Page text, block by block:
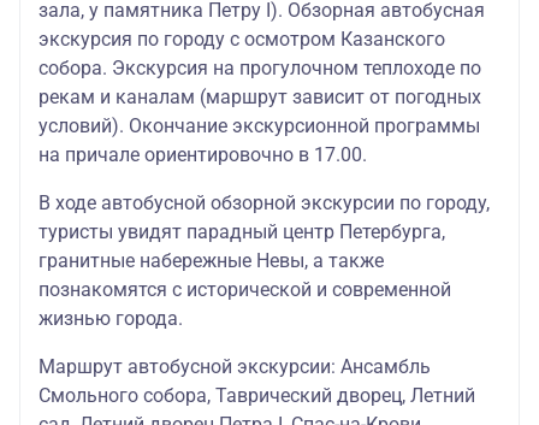
зала, у памятника Петру I). Обзорная автобусная
экскурсия по городу с осмотром Казанского
собора. Экскурсия на прогулочном теплоходе по
рекам и каналам (маршрут зависит от погодных
условий). Окончание экскурсионной программы
на причале ориентировочно в 17.00.
В ходе автобусной обзорной экскурсии по городу,
туристы увидят парадный центр Петербурга,
гранитные набережные Невы, а также
познакомятся с исторической и современной
жизнью города.
Маршрут автобусной экскурсии: Ансамбль
Смольного собора, Таврический дворец, Летний